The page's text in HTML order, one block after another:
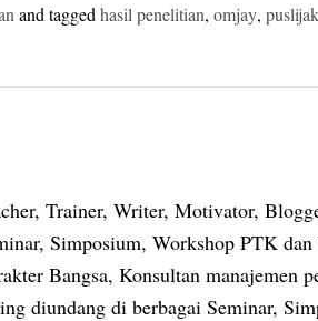
and taggedhasil penelitian,omjay,
Trainer, Writer, Motivator,
Simposium, Workshop PTK
Bangsa, Konsultan manajemen
diundang di berbagai Seminar,